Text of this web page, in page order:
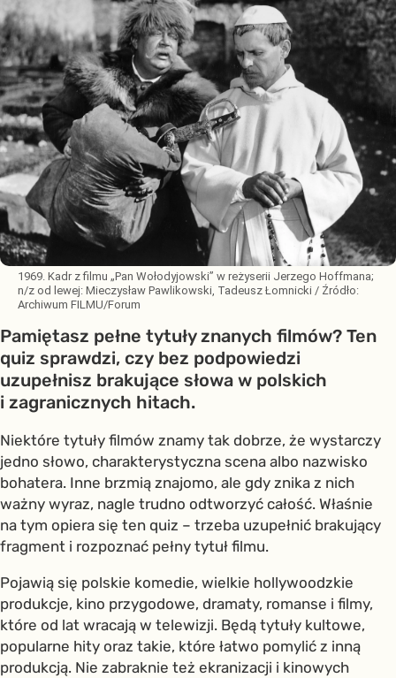
1969. Kadr z filmu „Pan Wołodyjowski” w reżyserii Jerzego Hoffmana;
n/z od lewej: Mieczysław Pawlikowski, Tadeusz Łomnicki / Źródło:
Archiwum FILMU/Forum
Pamiętasz pełne tytuły znanych filmów? Ten
quiz sprawdzi, czy bez podpowiedzi
uzupełnisz brakujące słowa w polskich
i zagranicznych hitach.
Niektóre tytuły filmów znamy tak dobrze, że wystarczy
jedno słowo, charakterystyczna scena albo nazwisko
bohatera. Inne brzmią znajomo, ale gdy znika z nich
ważny wyraz, nagle trudno odtworzyć całość. Właśnie
na tym opiera się ten quiz – trzeba uzupełnić brakujący
fragment i rozpoznać pełny tytuł filmu.
Pojawią się polskie komedie, wielkie hollywoodzkie
produkcje, kino przygodowe, dramaty, romanse i filmy,
które od lat wracają w telewizji. Będą tytuły kultowe,
popularne hity oraz takie, które łatwo pomylić z inną
produkcją. Nie zabraknie też ekranizacji i kinowych